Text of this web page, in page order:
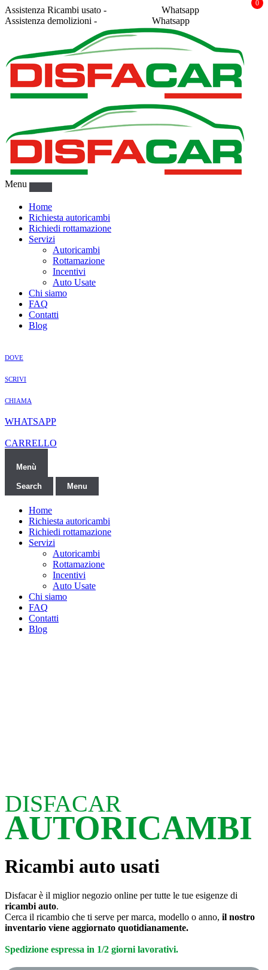
Assistenza Ricambi usato -
Whatsapp
Assistenza demolizioni -
Whatsapp
Menu
Home
Richiesta autoricambi
Richiedi rottamazione
Servizi
Autoricambi
Rottamazione
Incentivi
Auto Usate
Chi siamo
FAQ
Contatti
Blog
DOVE
SCRIVI
CHIAMA
WHATSAPP
0
CARRELLO
Menù
Search Menu
Home
Richiesta autoricambi
Richiedi rottamazione
Servizi
Autoricambi
Rottamazione
Incentivi
Auto Usate
Chi siamo
FAQ
Contatti
Blog
DISFACAR
AUTORICAMBI
Ricambi auto usati
Disfacar è il miglior negozio online per tutte le tue esigenze di
ricambi auto.
Cerca il ricambio che ti serve per marca, modello o anno, il nostro
inventario viene aggiornato quotidianamente.
Spedizione espressa in 1/2 giorni lavorativi.